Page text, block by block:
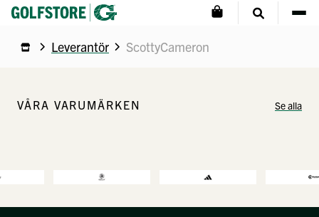
Leverantör ScottyCameron
VÅRA VARUMÄRKEN Se alla